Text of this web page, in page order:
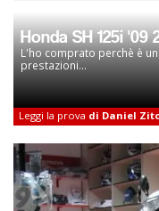
Honda SH 125i '09
L'ho comprato perchè è
prestazioni...
Leggi la prova di Daniel